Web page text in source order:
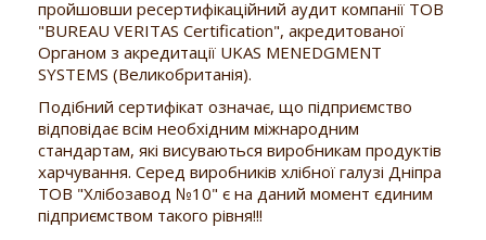
пройшовши ресертифікаційний аудит компанії ТОВ
"BUREAU VERITAS Certification", акредитованої
Органом з акредитації UKAS MENEDGMENT
SYSTEMS (Великобританія).
Подібний сертифікат означає, що підприємство
відповідає всім необхідним міжнародним
стандартам, які висуваються виробникам продуктів
харчування. Серед виробників хлібної галузі Дніпра
ТОВ "Хлібозавод №10" є на даний момент єдиним
підприємством такого рівня!!!